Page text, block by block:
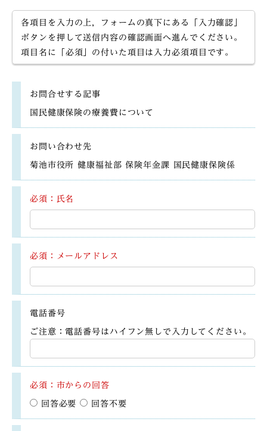
各項目を入力の上，フォームの真下にある「入力確認」
ボタンを押して送信内容の確認画面へ進んでください。
項目名に「必須」の付いた項目は入力必須項目です。
お問合せする記事
国民健康保険の療養費について
お問い合わせ先
菊池市役所 健康福祉部 保険年金課 国民健康保険係
必須：氏名
必須：メールアドレス
電話番号
ご注意：電話番号はハイフン無しで入力してください。
必須：市からの回答
回答必要 回答不要